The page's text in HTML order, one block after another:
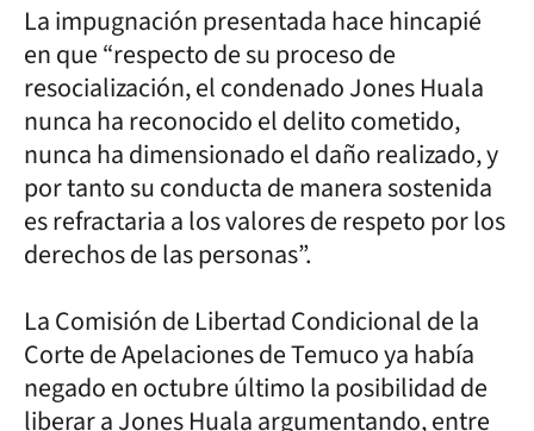
La impugnación presentada hace hincapié
en que “respecto de su proceso de
resocialización, el condenado Jones Huala
nunca ha reconocido el delito cometido,
nunca ha dimensionado el daño realizado, y
por tanto su conducta de manera sostenida
es refractaria a los valores de respeto por los
derechos de las personas”.
La Comisión de Libertad Condicional de la
Corte de Apelaciones de Temuco ya había
negado en octubre último la posibilidad de
liberar a Jones Huala argumentando, entre